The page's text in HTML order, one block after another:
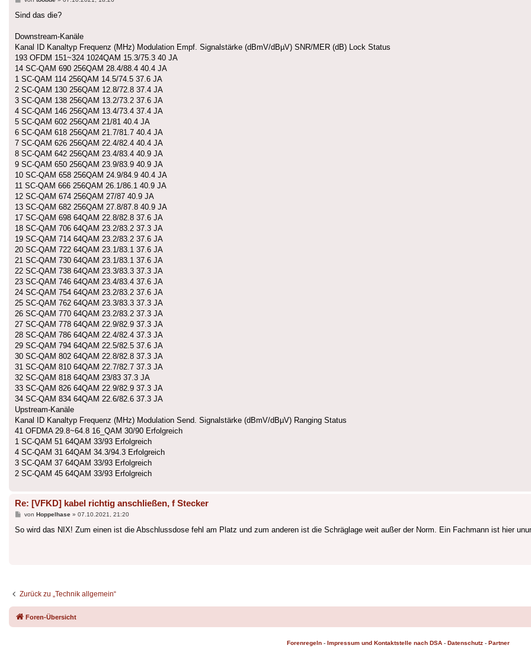
Sind das die?
Downstream-Kanäle
Kanal ID Kanaltyp Frequenz (MHz) Modulation Empf. Signalstärke (dBmV/dBµV) SNR/MER (dB) Lock Status
193 OFDM 151~324 1024QAM 15.3/75.3 40 JA
14 SC-QAM 690 256QAM 28.4/88.4 40.4 JA
1 SC-QAM 114 256QAM 14.5/74.5 37.6 JA
2 SC-QAM 130 256QAM 12.8/72.8 37.4 JA
3 SC-QAM 138 256QAM 13.2/73.2 37.6 JA
4 SC-QAM 146 256QAM 13.4/73.4 37.4 JA
5 SC-QAM 602 256QAM 21/81 40.4 JA
6 SC-QAM 618 256QAM 21.7/81.7 40.4 JA
7 SC-QAM 626 256QAM 22.4/82.4 40.4 JA
8 SC-QAM 642 256QAM 23.4/83.4 40.9 JA
9 SC-QAM 650 256QAM 23.9/83.9 40.9 JA
10 SC-QAM 658 256QAM 24.9/84.9 40.4 JA
11 SC-QAM 666 256QAM 26.1/86.1 40.9 JA
12 SC-QAM 674 256QAM 27/87 40.9 JA
13 SC-QAM 682 256QAM 27.8/87.8 40.9 JA
17 SC-QAM 698 64QAM 22.8/82.8 37.6 JA
18 SC-QAM 706 64QAM 23.2/83.2 37.3 JA
19 SC-QAM 714 64QAM 23.2/83.2 37.6 JA
20 SC-QAM 722 64QAM 23.1/83.1 37.6 JA
21 SC-QAM 730 64QAM 23.1/83.1 37.6 JA
22 SC-QAM 738 64QAM 23.3/83.3 37.3 JA
23 SC-QAM 746 64QAM 23.4/83.4 37.6 JA
24 SC-QAM 754 64QAM 23.2/83.2 37.6 JA
25 SC-QAM 762 64QAM 23.3/83.3 37.3 JA
26 SC-QAM 770 64QAM 23.2/83.2 37.3 JA
27 SC-QAM 778 64QAM 22.9/82.9 37.3 JA
28 SC-QAM 786 64QAM 22.4/82.4 37.3 JA
29 SC-QAM 794 64QAM 22.5/82.5 37.6 JA
30 SC-QAM 802 64QAM 22.8/82.8 37.3 JA
31 SC-QAM 810 64QAM 22.7/82.7 37.3 JA
32 SC-QAM 818 64QAM 23/83 37.3 JA
33 SC-QAM 826 64QAM 22.9/82.9 37.3 JA
34 SC-QAM 834 64QAM 22.6/82.6 37.3 JA
Upstream-Kanäle
Kanal ID Kanaltyp Frequenz (MHz) Modulation Send. Signalstärke (dBmV/dBµV) Ranging Status
41 OFDMA 29.8~64.8 16_QAM 30/90 Erfolgreich
1 SC-QAM 51 64QAM 33/93 Erfolgreich
4 SC-QAM 31 64QAM 34.3/94.3 Erfolgreich
3 SC-QAM 37 64QAM 33/93 Erfolgreich
2 SC-QAM 45 64QAM 33/93 Erfolgreich
Re: [VFKD] kabel richtig anschließen, f Stecker
Beitrag
von Hoppelhase» 07.10.2021, 21:20
So wird das NIX! Zum einen ist die Abschlussdose fehl am Platz und zum anderen ist die Schräglage weit außer der Norm. Ein Fachmann ist hier
Zurück zu „Technik allgemein“
Foren-Übersicht
Forenregeln - Impressum und Kontaktstelle nach DSA - Datenschutz - Partner